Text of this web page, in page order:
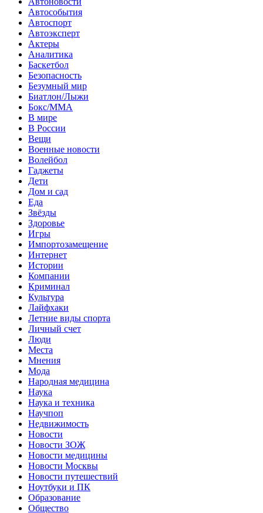
Автособытия
Автоспорт
Автоэксперт
Актеры
Аналитика
Баскетбол
Безопасность
Безумный мир
Биатлон/Лыжи
Бокс/MMA
В мире
В России
Вещи
Военные новости
Волейбол
Гаджеты
Дети
Дом и сад
Еда
Звёзды
Здоровье
Игры
Импортозамещение
Интернет
Истории
Компании
Криминал
Культура
Лайфхаки
Летние виды спорта
Личный счет
Люди
Места
Мнения
Мода
Народная медицина
Наука
Наука и техника
Научпоп
Недвижимость
Новости
Новости ЗОЖ
Новости медицины
Новости Москвы
Новости путешествий
Ноутбуки и ПК
Образование
Общество